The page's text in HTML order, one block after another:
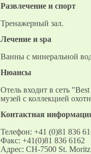
Развлечение и спорт
Тренажерный зал.
Лечение и spa
Ванны с минеральной
Нюансы
Отель входит в сеть
музей с коллекцией
Контактная
Телефон: +41 (0)81 836
Факс: +41(0)81 836 6162
Адрес: CH-7500 St.